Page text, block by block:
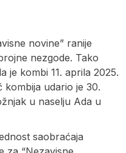
novine” ranije
nezgode. Tako
je kombi 11. aprila 2025.
kombija udario je 30.
u naselju Ada u
saobraćaja